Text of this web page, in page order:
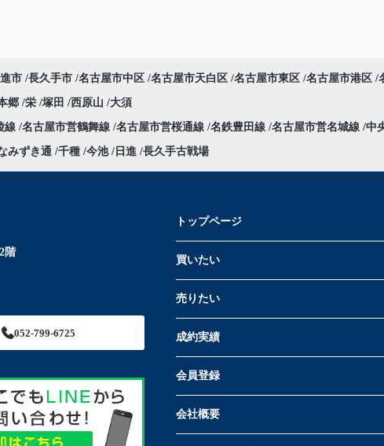
市 長久手市 名古屋市中区 名古屋市天白区 名古屋市東区 名古屋市港区
郷 栄 塚田 西原山 大須
線 名古屋市営鶴舞線 名古屋市営桜通線 名鉄豊田線 名古屋市営名城線 中
みずき通 千種 今池 日進 長久手古戦場
階
052-799-6725
トップページ
買いたい
売りたい
成約実績
会員登録
会社概要